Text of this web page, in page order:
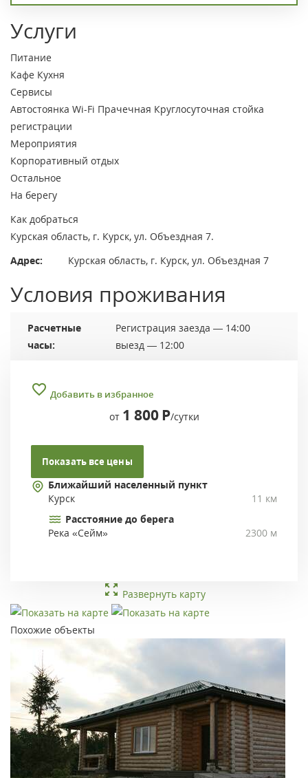
Услуги
Питание
Кафе Кухня
Сервисы
Автостоянка Wi-Fi Прачечная Круглосуточная стойка
регистрации
Мероприятия
Корпоративный отдых
Остальное
На берегу
Как добраться
Курская область, г. Курск, ул. Объездная 7.
Адрес:
Курская область, г. Курск, ул. Объездная 7
Условия проживания
Расчетные
часы:
Регистрация заезда — 14:00
выезд — 12:00
Добавить в избранное
от 1 800 Р/сутки
Показать все цены
Ближайший населенный пункт
Курск
11 км
Расстояние до берега
Река «Сейм»
2300 м
Развернуть карту
Похожие объекты